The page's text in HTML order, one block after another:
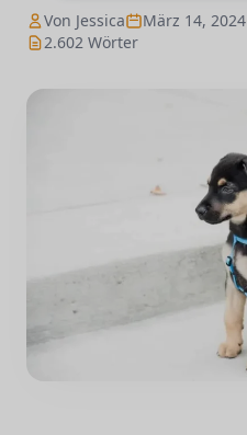
Von Jessica März 14, 2024
2.602 Wörter